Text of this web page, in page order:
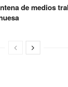
de medios